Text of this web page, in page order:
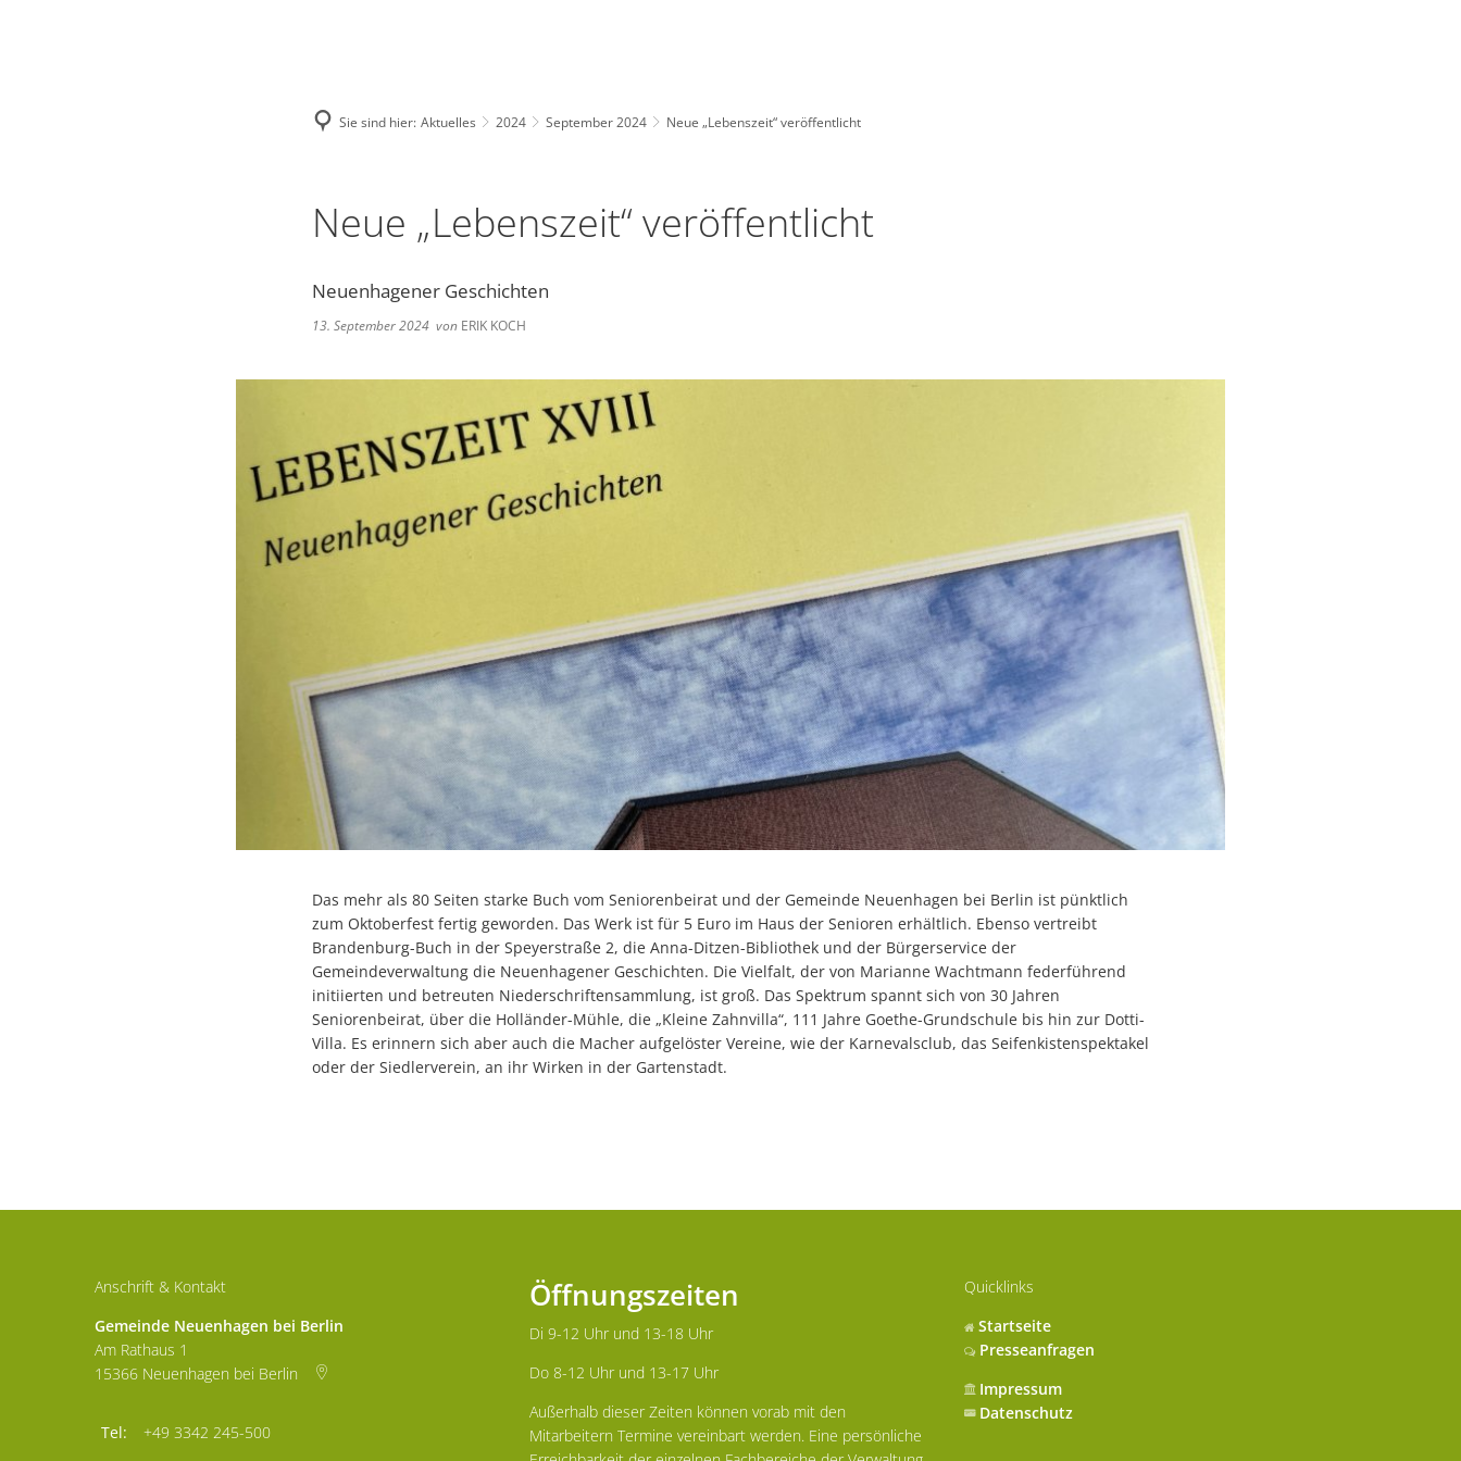
Sie sind hier: Aktuelles 2024 September 2024 Neue „Lebenszeit“ veröffentlicht
Neue „Lebenszeit“ veröffentlicht
Neuenhagener Geschichten
13. September 2024 von ERIK KOCH
Das mehr als 80 Seiten starke Buch vom Seniorenbeirat und der Gemeinde Neuenhagen bei Berlin ist pünktlich
zum Oktoberfest fertig geworden. Das Werk ist für 5 Euro im Haus der Senioren erhältlich. Ebenso vertreibt
Brandenburg-Buch in der Speyerstraße 2, die Anna-Ditzen-Bibliothek und der Bürgerservice der
Gemeindeverwaltung die Neuenhagener Geschichten. Die Vielfalt, der von Marianne Wachtmann federführend
initiierten und betreuten Niederschriftensammlung, ist groß. Das Spektrum spannt sich von 30 Jahren
Seniorenbeirat, über die Holländer-Mühle, die „Kleine Zahnvilla“, 111 Jahre Goethe-Grundschule bis hin zur Dotti-
Villa. Es erinnern sich aber auch die Macher aufgelöster Vereine, wie der Karnevalsclub, das Seifenkistenspektakel
oder der Siedlerverein, an ihr Wirken in der Gartenstadt.
Anschrift & Kontakt
Gemeinde Neuenhagen bei Berlin
Am Rathaus 1
15366 Neuenhagen bei Berlin
+49 3342 245-500
Öffnungszeiten
Di 9-12 Uhr und 13-18 Uhr
Do 8-12 Uhr und 13-17 Uhr
Außerhalb dieser Zeiten können vorab mit den
Mitarbeitern Termine vereinbart werden. Eine persönliche
Quicklinks
Startseite
Presseanfragen
Impressum
Datenschutz